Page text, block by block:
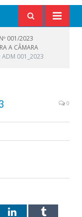
001/2023
A CÂMARA
ADM 001_2023
0
LinkedInTumblr